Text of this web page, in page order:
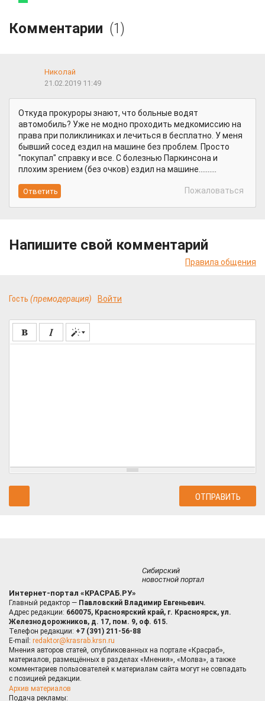
Комментарии (1)
Николай
21.02.2019 11:49
Откуда прокуроры знают, что больные водят
автомобиль? Уже не модно проходить медкомиссию на
права при поликлиниках и лечиться в бесплатно. У меня
бывший сосед ездил на машине без проблем. Просто
"покупал" справку и все. С болезнью Паркинсона и
плохим зрением (без очков) ездил на машине..........
Пожаловаться
Напишите свой комментарий
Правила общения
Гость (премодерация) Войти
Сибирский
новостной портал
Интернет-портал «КРАСРАБ.РУ»
Главный редактор — Павловский Владимир Евгеньевич.
Адрес редакции: 660075, Красноярский край, г. Красноярск, ул.
Железнодорожников, д. 17, пом. 9, оф. 615.
Телефон редакции: +7 (391) 211-56-88
E-mail: redaktor@krasrab.krsn.ru
Мнения авторов статей, опубликованных на портале «Красраб»,
материалов, размещённых в разделах «Мнения», «Молва», а также
комментариев пользователей к материалам сайта могут не совпадать
с позицией редакции.
Архив материалов
Подача рекламы: